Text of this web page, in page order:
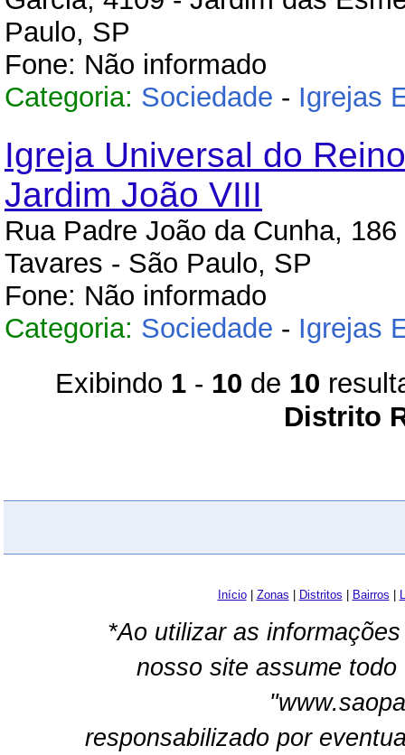
Paulo, SP
Fone: Não informado
Categoria: Sociedade - Igrejas
Igreja Universal do
Jardim João VIII
Rua Padre João da Cunha,
Tavares - São Paulo, SP
Fone: Não informado
Categoria: Sociedade - Igrejas
Exibindo 1- 10 de 10
Distrito
Início| Zonas Distritos Bairros
*Ao utilizar as
nosso site assume
responsabilizado por